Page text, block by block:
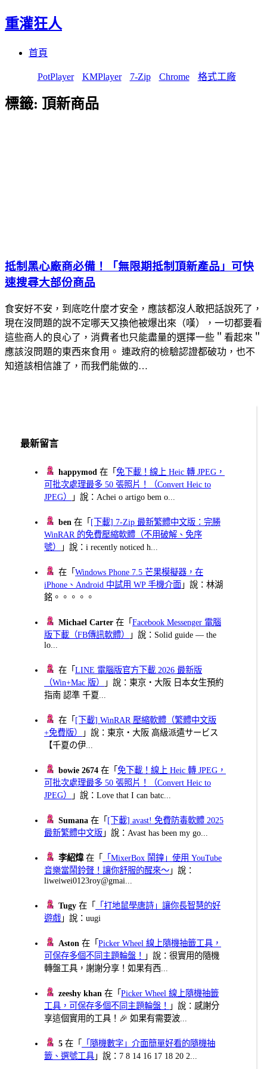
重灌狂人
首頁
PotPlayer KMPlayer 7-Zip Chrome 格式工廠
標籤: 頂新商品
抵制黑心廠商必備！「無限期抵制頂新產品」可快
速搜尋大部份商品
食安好不安，到底吃什麼才安全，應該都沒人敢把話說死了，
現在沒問題的說不定哪天又換他被爆出來（嘆），一切都要看
這些商人的良心了，消費者也只能盡量的選擇一些＂看起來＂
應該沒問題的東西來食用。 連政府的檢驗認證都破功，也不
知道該相信誰了，而我們能做的…
最新留言
happymod 在「免下載！線上 Heic 轉 JPEG，
可批次處理最多 50 張照片！（Convert Heic to
JPEG）
」說：Achei o artigo bem o...
ben 在「 [下載] 7-Zip 最新繁體中文版：完勝
WinRAR 的免費壓縮軟體（不用破解、免序
號）
」說：i recently noticed h...
在「Windows Phone 7.5 芒果模擬器，在
iPhone、Android 中試用 WP 手機介面 」說：林湖
銘。。。。。
Michael Carter 在「Facebook Messenger 電腦
版下載（FB傳訊軟體）
」說：Solid guide — the
lo...
在「LINE 電腦版官方下載 2026 最新版
（Win+Mac 版）
」說：東京・大阪 日本女生預約
指南 認準 千夏...
在「 [下載] WinRAR 壓縮軟體（繁體中文版
+免費版）
」說：東京・大阪 高級派遣サービス
【千夏の伊...
bowie 2674 在「免下載！線上 Heic 轉 JPEG，
可批次處理最多 50 張照片！（Convert Heic to
JPEG）
」說：Love that I can batc...
Sumana 在「 [下載] avast! 免費防毒軟體 2025
最新繁體中文版 」說：Avast has been my go...
李紹煒在「
「MixerBox 鬧鐘」使用 YouTube
音樂當鬧鈴聲！讓你舒服的醒來～ 」說：
liweiwei0123roy@gmai...
Tugy 在「
「打地鼠學唐詩」讓你長智慧的好
遊戲 」說：uugi
Aston 在「Picker Wheel 線上隨機抽籤工具，
可保存多個不同主題輪盤！
」說：很實用的隨機
轉盤工具，謝謝分享！如果有西...
zeeshy khan 在「Picker Wheel 線上隨機抽籤
工具，可保存多個不同主題輪盤！
」說：感謝分
享這個實用的工具！🎉 如果有需要波...
5 在「
「隨機數字」介面簡單好看的隨機抽
籤、選號工具 」說：7 8 14 16 17 18 20 2...